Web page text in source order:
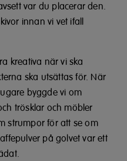
var du placerar den.
innan vi vet ifall
kreativa när vi ska
ska utsättas för. När
byggde vi om
trösklar och möbler
strumpor för att se om
på golvet var ett